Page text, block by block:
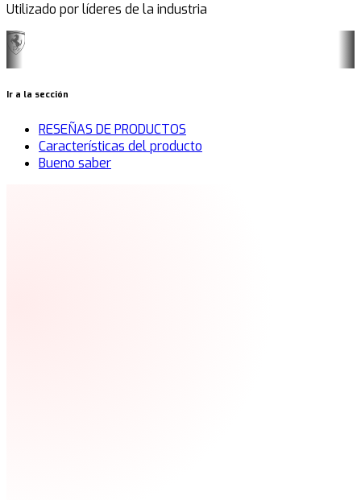
Utilizado por líderes de la industria
Ir a la sección
RESEÑAS DE PRODUCTOS
Características del producto
Bueno saber